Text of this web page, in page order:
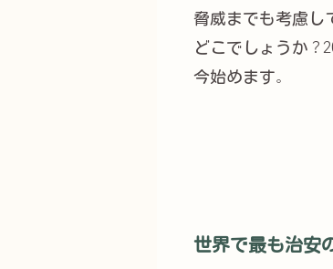
脅威までも考慮し
どこでしょうか？
今始めます。
世界で最も治安